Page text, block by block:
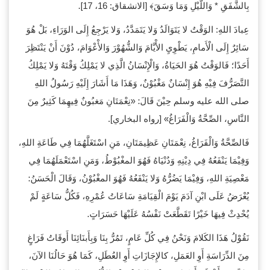
بِالشَّفَقِ * وَاللَّيْلِ وَمَا وَسَقَ﴾ [الانشقاق: 16، 17].
عِبادَ اللهِ: الوَقْتُ لا يَتَوَالَدُ وَلا يَتَمَدَّدُ، وَلا يَرْجِعُ إِلَى الوَرَاءِ، بَلْ هُوَ
سَائِرٌ إِلَى الْأَمامِ، يَطْوِيِ اﻷْيَّامَ وَالشُّهُوْرَ وَاﻷْعْوَامَ، دُوْنَ أَنْ يَنْتَظِرَ
أَحَدًا؛ فَالوَقْتُ هُوَ الحَيَاةُ، وَالْإِنْسَانُ الَّذِي لا يَمْلِكُ وَقْتَهُ وَلا يَمْلِكُ
التَّصَرُّفَ فِيْهِ هُوَ إِنْسَانٌ مَغْبُوْنٌ، وَهَذَا مَا أَشَارَ إِلَيْهِ رَسُولُ اللهِ
صلى الله عليه وسلم حِيْنَ قَالَ: «نِعْمَتَانِ مَغبُونٌ فِيهِمَا كَثِيرٌ مِنَ
النَّاسِ، الصِّحَّةُ وَالْفَرَاغُ» [رواه البخاري].
فَالصِّحَّةُ وَالْفَرَاغُ، نِعْمَتَانِ عَظِيمَتَانِ، مَنِ اسْتَغَلَّهُمَا فِي طَاعَةِ اللهِ،
وَفِيْمَا يَنْفَعُهُ فِي دِيْنِهِ وَدُنْيَاهُ فَهُوَ المغْبُوْطُ، وَمَنِ اسْتَعْمَلَهُمَا فِي
مَعْصِيَةِ اللهِ، وَفِيْمَا يَضُرُّهُ وَلا يَنْفَعُهُ فَهُوَ المغْبُوْنُ، وَقَالَ الْحَسَنُ:
يُعْرَضُ عَلَى ابْنِ آدَمَ يَوْمَ الْقِيَامَةِ سَاعَاتُ عُمْرِهِ، فَكُلُّ سَاعَةٍ لَمْ
يُحْدِثْ فِيهَا خَيْرًا تَقَطَّعَتْ نَفْسُهُ عَلَيْهَا حَسَرَاتٍ.
نَقُوْلُ هَذَا الكَلامَ وَنَحْنُ فِي كُلِّ عَامٍ، تَمُرُّ بِنَا وَبِأَبنَائِنَا أَوقَاتُ فَرَاغٍ
مِنَ الدِّرَاسَةِ أَوِ العَمَلِ، كالإِجَازَاتِ أَوِ العُطَلِ، كَمَا هُوَ حَالُنَا الآنَ،